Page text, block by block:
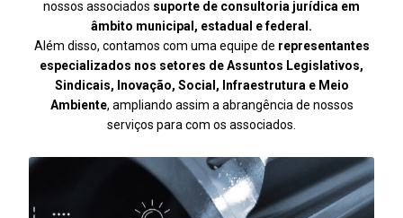
nossos associados suporte de consultoria jurídica em
âmbito municipal, estadual e federal.
Além disso, contamos com uma equipe de representantes
especializados nos setores de Assuntos Legislativos,
Sindicais, Inovação, Social, Infraestrutura e Meio
Ambiente, ampliando assim a abrangência de nossos
serviços para com os associados.